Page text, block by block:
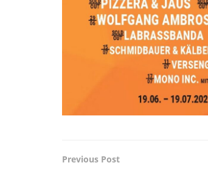
Previous Post